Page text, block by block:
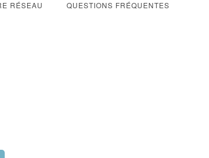
RÉSEAU QUESTIONS FRÉQUENTES